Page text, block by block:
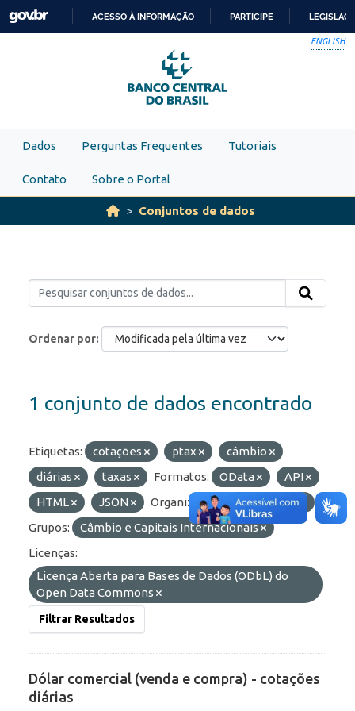
Skip to main content
PARA
O
CONTEÚDO
ACESSO À INFORMAÇÃO PARTICIPE
ENGLISH
Dados Perguntas Frequentes Tutoriais
Contato Sobre o Portal
Conjuntos de dados
Ordenar por
1 conjunto de dados encontrado
Etiquetas: cotações ptax
câmbio
diárias
taxas Formatos: OData
API
HTML
JSON Organizações:
BCB/Depin
Grupos:
Câmbio e Capitais Internacionais
Licenças:
Licença Aberta para Bases de Dados (ODbL) do
Open Data Commons
Filtrar Resultados
Dólar comercial (venda e compra) - cotações
diárias